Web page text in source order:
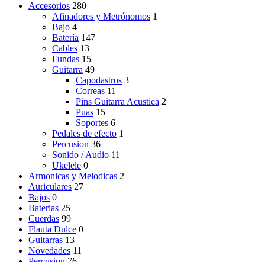
Accesorios 280
Afinadores y Metrónomos 1
Bajo 4
Batería 147
Cables 13
Fundas 15
Guitarra 49
Capodastros 3
Correas 11
Pins Guitarra Acustica 2
Puas 15
Soportes 6
Pedales de efecto 1
Percusion 36
Sonido / Audio 11
Ukelele 0
Armonicas y Melodicas 2
Auriculares 27
Bajos 0
Baterias 25
Cuerdas 99
Flauta Dulce 0
Guitarras 13
Novedades 11